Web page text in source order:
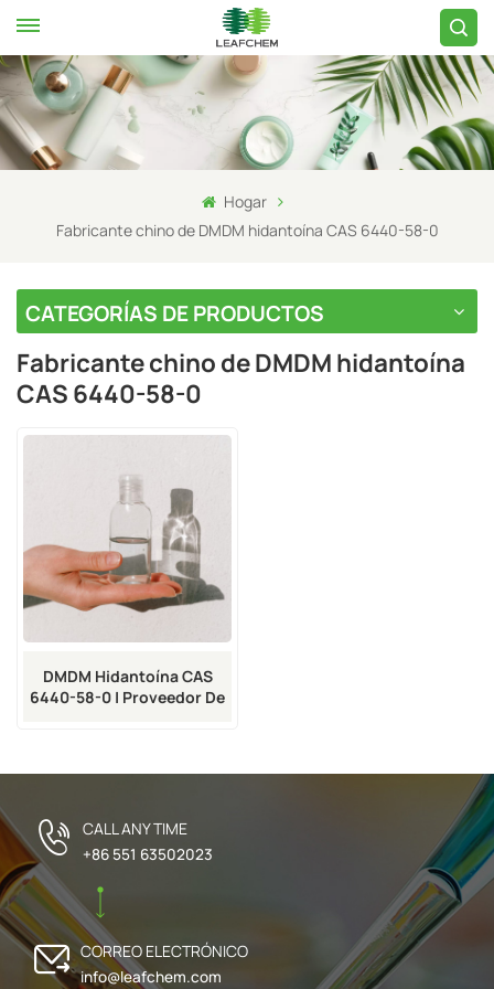
Hogar
Fabricante chino de DMDM ​​hidantoína CAS 6440-58-0
CATEGORÍAS DE PRODUCTOS
Fabricante chino de DMDM ​​hidantoína
CAS 6440-58-0
DMDM Hidantoína CAS
6440-58-0 | Proveedor De
CALL ANY TIME
+86 551 63502023
CORREO ELECTRÓNICO
info@leafchem.com